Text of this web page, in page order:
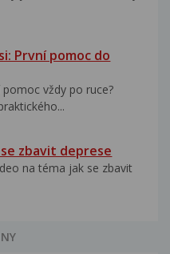
První pomoc do
pomoc vždy po ruce?
se zbavit deprese
na téma jak se zbavit